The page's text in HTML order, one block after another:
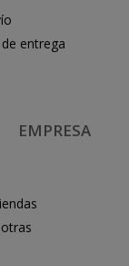
entrega
EMPRESA